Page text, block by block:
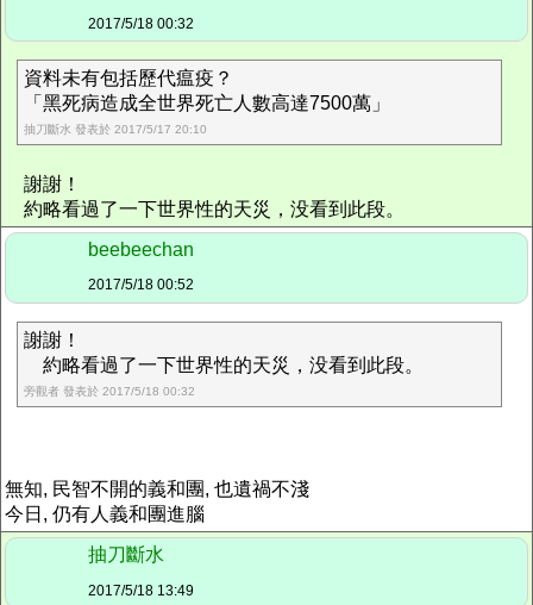
2017/5/18 00:32
資料未有包括歷代瘟疫？
「黑死病造成全世界死亡人數高達7500萬」
抽刀斷水 發表於 2017/5/17 20:10
謝謝！
約略看過了一下世界性的天災，没看到此段。
beebeechan
2017/5/18 00:52
謝謝！
約略看過了一下世界性的天災，没看到此段。
旁觀者 發表於 2017/5/18 00:32
無知, 民智不開的義和團, 也遺禍不淺
今日, 仍有人義和團進腦
抽刀斷水
2017/5/18 13:49